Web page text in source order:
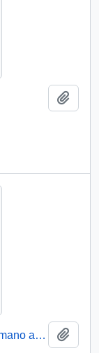
¿Puede el mensajero de la vida dar la mano al cochero de la muerte?